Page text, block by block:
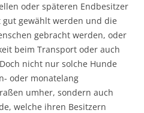
oder späteren Endbesitzer
gewählt werden und die
gebracht werden, oder
beim Transport oder auch
nicht nur solche Hunde
oder monatelang
umher, sondern auch
welche ihren Besitzern